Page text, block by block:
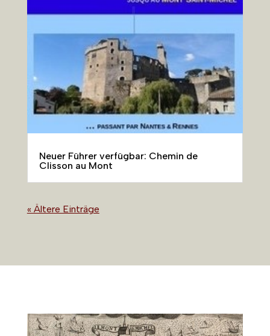
Neuer Führer verfügbar: Chemin de
Clisson au Mont
« Ältere Einträge